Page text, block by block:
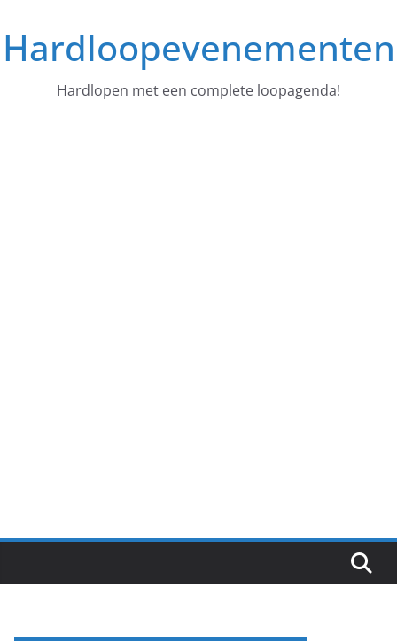
naar
deHardloopevenementen
Hardlopen met een complete loopagenda!